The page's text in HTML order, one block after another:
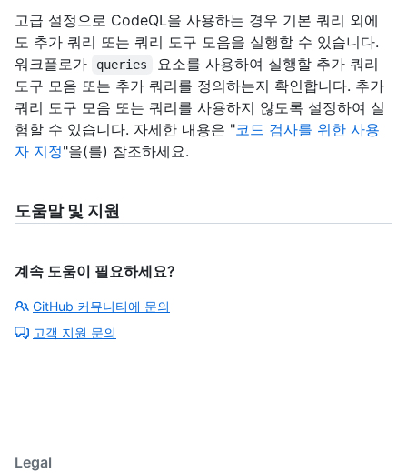
고급 설정으로 CodeQL을 사용하는 경우 기본 쿼리 외에
도 추가 쿼리 또는 쿼리 도구 모음을 실행할 수 있습니다.
워크플로가
queries
요소를 사용하여 실행할 추가 쿼리
도구 모음 또는 추가 쿼리를 정의하는지 확인합니다. 추가
쿼리 도구 모음 또는 쿼리를 사용하지 않도록 설정하여 실
험할 수 있습니다. 자세한 내용은 "코드 검사를 위한 사용
자 지정"을(를) 참조하세요.
도움말 및 지원
계속 도움이 필요하세요?
GitHub 커뮤니티에 문의
고객 지원 문의
Legal